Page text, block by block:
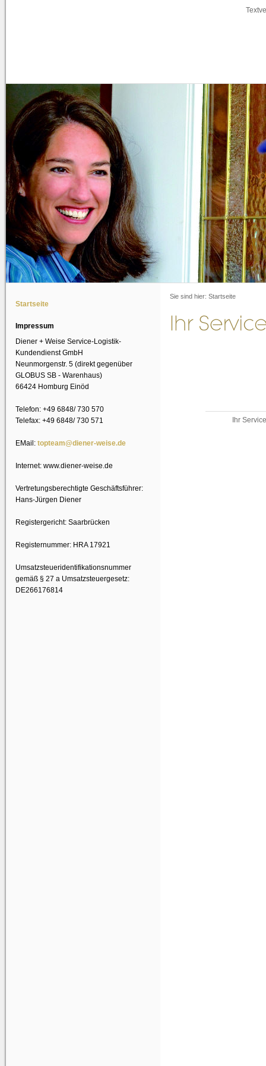
Sie sind hier: Startseite
Ihr
Startseite
Impressum
Diener + Weise Service-Logistik-
Kundendienst GmbH
Neunmorgenstr. 5 (direkt gegenüber
GLOBUS SB - Warenhaus)
66424 Homburg Einöd
Telefon: +49 6848/ 730 570
Telefax: +49 6848/ 730 571
EMail: topteam@diener-weise.de
Internet: www.diener-weise.de
Vertretungsberechtigte Geschäftsführer:
Hans-Jürgen Diener
Registergericht: Saarbrücken
Registernummer: HRA 17921
Umsatzsteueridentifikationsnummer
gemäß § 27 a Umsatzsteuergesetz:
DE266176814